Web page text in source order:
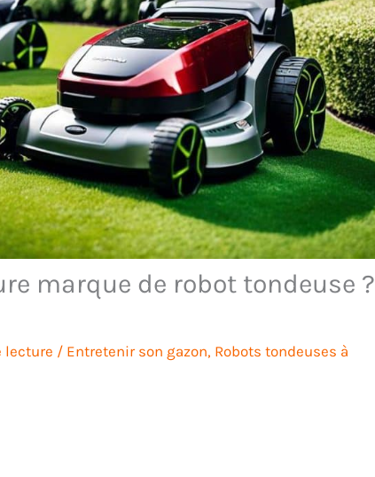
marque de robot tondeuse ?
lecture / Entretenir son gazon, Robots tondeuses à